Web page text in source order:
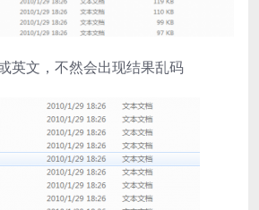
英文，不然会出现结果乱码